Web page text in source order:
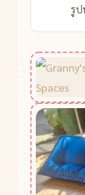
รูป